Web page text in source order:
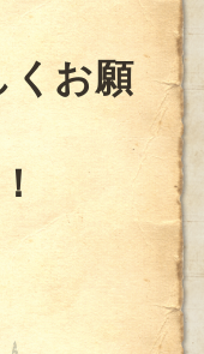
くお願